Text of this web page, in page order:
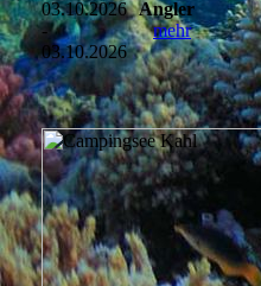
03.10.2026
-
03.10.2026
Angler
mehr